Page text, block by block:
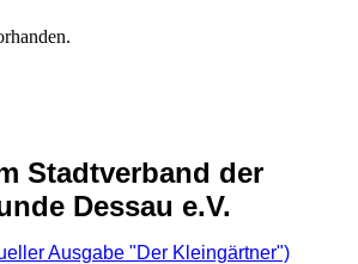
Stadtverband der
Dessau e.V.
Ausgabe "Der Kleingärtner")